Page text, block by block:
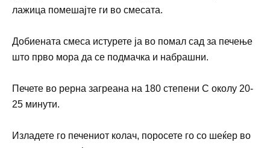
лажица помешајте ги во смесата.
Добиената смеса истурете ја во помал сад за печење
што прво мора да се подмачка и набрашни.
Печете во рерна загреана на 180 степени C околу 20-
25 минути.
Изладете го печениот колач, поросете го со шеќер во